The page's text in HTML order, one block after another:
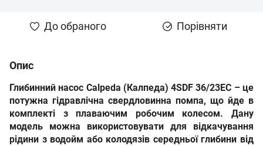
До обраного Порівняти
Опис
Глибинний насос Calpeda (Калпеда) 4SDF 36/23EC – це
потужна гідравлічна свердловинна помпа, що йде в
комплекті з плаваючим робочим колесом. Дану
модель можна використовувати для відкачування
рідини з водойм або колодязів середньої глибини від